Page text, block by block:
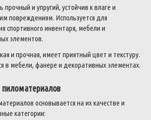
прочный и упругий, устойчив к влаге и
повреждениям. Используется для
спортивного инвентаря, мебели и
элементов.
и прочная, имеет приятный цвет и текстуру.
в мебели, фанере и декоративных элементах.
основывается на их качестве и
категории: